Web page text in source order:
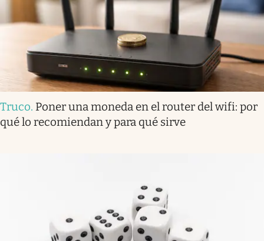
Truco. Poner una moneda en el router del wifi: por
qué lo recomiendan y para qué sirve